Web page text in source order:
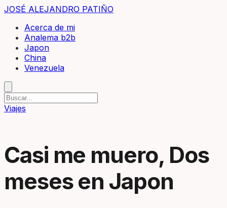
JOSÉ ALEJANDRO PATIÑO
Acerca de mi
Analema b2b
Japon
China
Venezuela
Viajes
Casi me muero, Dos
meses en Japon